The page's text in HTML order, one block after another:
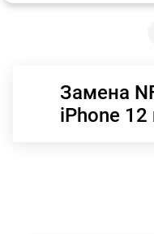
Замена
iPhone